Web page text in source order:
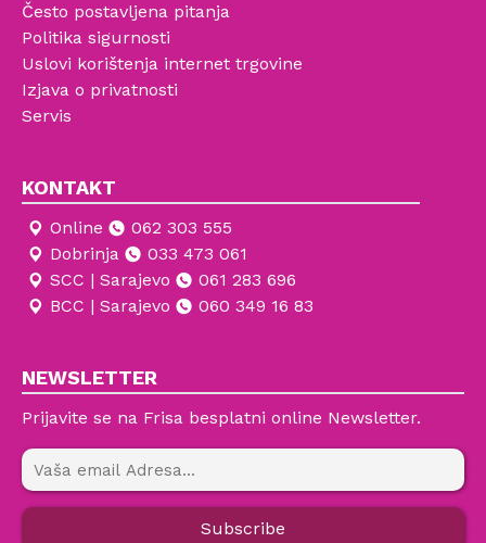
Često postavljena pitanja
Politika sigurnosti
Uslovi korištenja internet trgovine
Izjava o privatnosti
Servis
KONTAKT
Online
062 303 555
Dobrinja
033 473 061
SCC | Sarajevo
061 283 696
BCC | Sarajevo
060 349 16 83
NEWSLETTER
Prijavite se na Frisa besplatni online Newsletter.